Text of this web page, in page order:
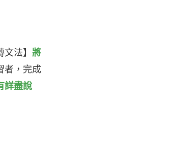
法】 將
者，完成
詳盡說